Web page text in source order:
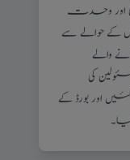
اور وحدت
کے حوالے سے
والے
کی
اور بورڈ کے